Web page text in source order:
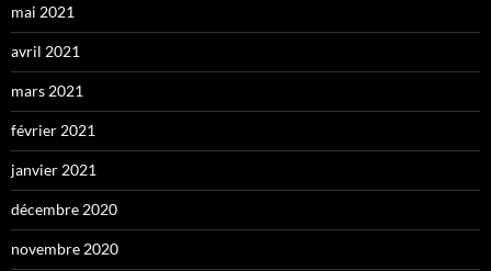
mai 2021
avril 2021
mars 2021
février 2021
janvier 2021
décembre 2020
novembre 2020